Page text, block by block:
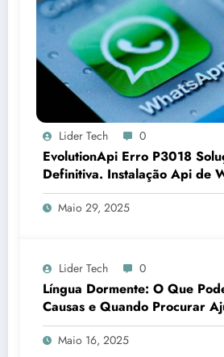
Lider Tech 0
EvolutionApi Erro P3018
Definitiva. Instalação Api de
Maio 29, 2025
Lider Tech 0
Língua Dormente: O Que
Causas e Quando Procurar
Maio 16, 2025